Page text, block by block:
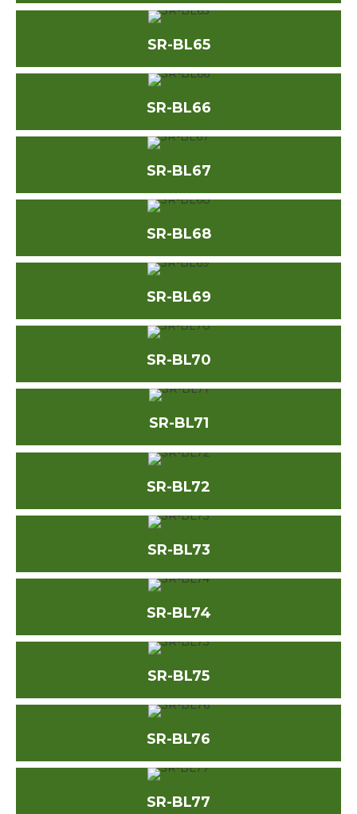
SR-BL65
SR-BL66
SR-BL67
SR-BL68
SR-BL69
SR-BL70
SR-BL71
SR-BL72
SR-BL73
SR-BL74
SR-BL75
SR-BL76
SR-BL77